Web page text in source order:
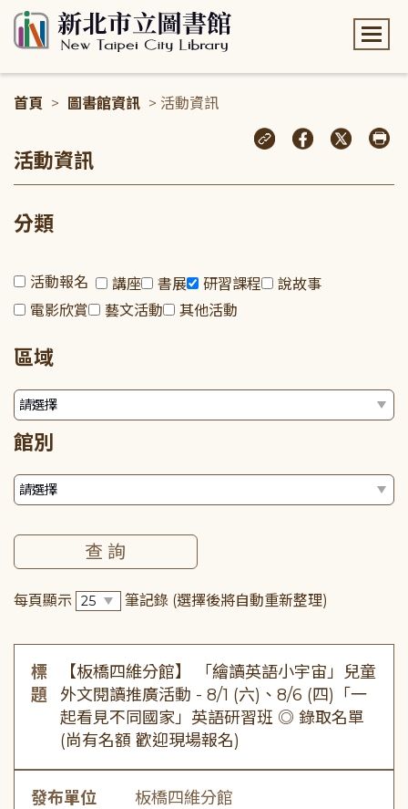
首頁 > 圖書館資訊 > 活動資訊
活動資訊
分類
活動報名 講座 書展 研習課程
說故事
電影欣賞
藝文活動 其他活動
區域
館別
每頁顯示 筆記錄 (選擇後將自動重新整理)
標
題
【板橋四維分館】 「繪讀英語小宇宙」兒童
外文閱讀推廣活動 - 8/1 (六)、8/6 (四)「一
起看見不同國家」英語研習班 ◎ 錄取名單
(尚有名額 歡迎現場報名)
發布單位 板橋四維分館